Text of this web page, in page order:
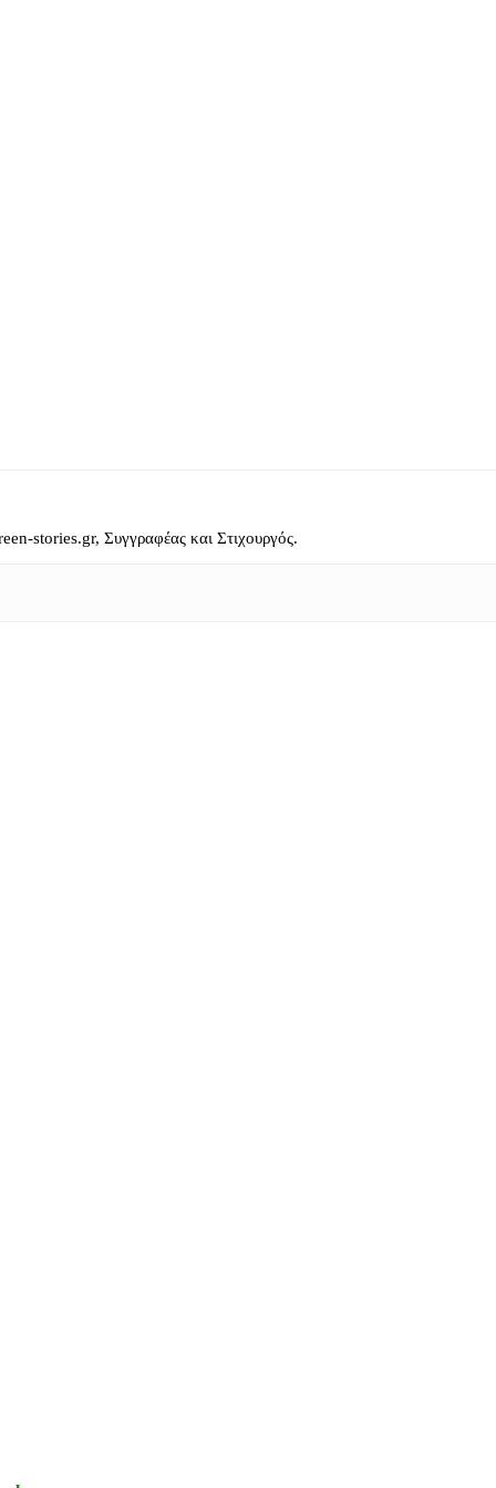
stories.gr, Συγγραφέας και Στιχουργός.